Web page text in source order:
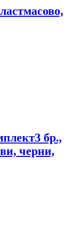
3 бр.,
черни,